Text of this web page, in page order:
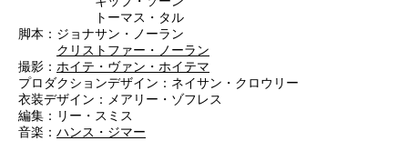
トーマス・タル
脚本：ジョナサン・ノーラン
クリストファー・ノーラン
撮影： ホイテ・ヴァン・ホイテマ
プロダクションデザイン：ネイサン・クロウリー
衣装デザイン：メアリー・ゾフレス
編集：リー・スミス
音楽： ハンス・ジマー